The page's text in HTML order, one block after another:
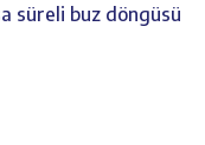
süreli buz döngüsü